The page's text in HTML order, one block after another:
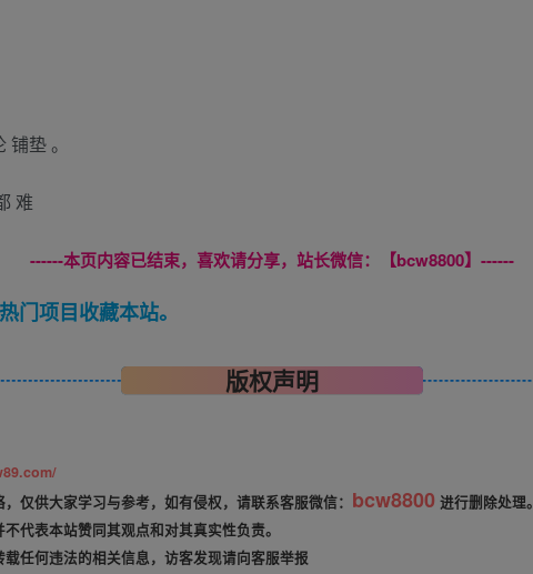
垫 。
难
------本页内容已结束，喜欢请分享，站长微信：【bcw8800】------
门项目收藏本站。
版权声明
仅供大家学习与参考，如有侵权，请联系客服微信： bcw8800 进行删除处理。
代表本站赞同其观点和对其真实性负责。
任何违法的相关信息，访客发现请向客服举报